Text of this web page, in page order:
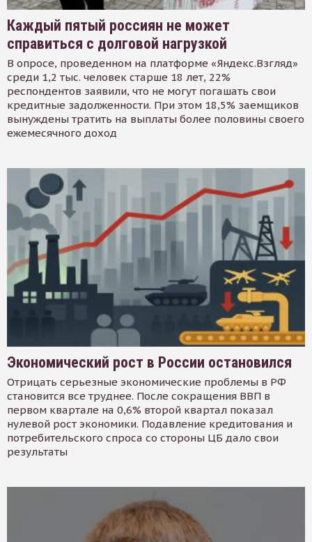
Каждый пятый россиян не может
справиться с долговой нагрузкой
В опросе, проведенном на платформе «Яндекс.Взгляд»
среди 1,2 тыс. человек старше 18 лет, 22%
респондентов заявили, что не могут погашать свои
кредитные задолженности. При этом 18,5% заемщиков
вынуждены тратить на выплаты более половины своего
ежемесячного доход
Экономический рост в России остановился
Отрицать серьезные экономические проблемы в РФ
становится все труднее. После сокращения ВВП в
первом квартале на 0,6% второй квартал показал
нулевой рост экономики. Подавление кредитования и
потребительского спроса со стороны ЦБ дало свои
результаты